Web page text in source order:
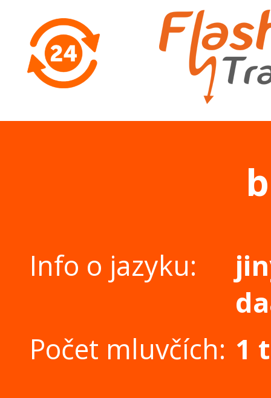
Info o jazyku:
Počet mluvčích: 1